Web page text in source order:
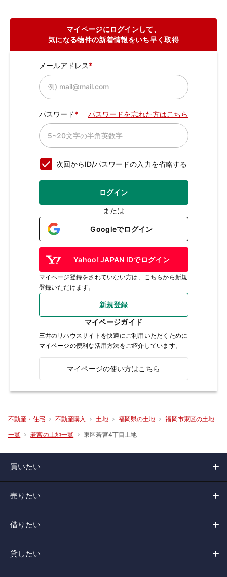
マイページにログインして、
気になる物件の新着情報をいち早く取得
メールアドレス
パスワード パスワードを忘れた方はこちら
次回からID/パスワードの入力を省略する
ログイン
または
Googleでログイン
Yahoo! JAPAN IDでログイン
マイページ登録をされていない方は、こちらから新規
登録いただけます。
新規登録
マイページガイド
三井のリハウスサイトを快適にご利用いただくために
マイページの便利な活用方法をご紹介しています。
マイページの使い方はこちら
不動産・住宅 不動産購入 土地 福岡県の土地 福岡市東区の土地
一覧 若宮の土地一覧 東区若宮4丁目土地
買いたい
売りたい
借りたい
貸したい